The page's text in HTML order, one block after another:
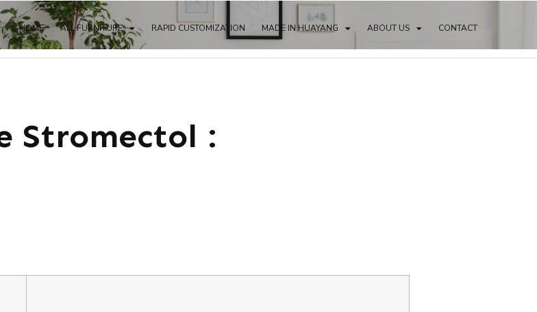
HOME ALL FURNITURE RAPID CUSTOMIZATION MADE IN HUAYANG ABOUT US CONTACT
Stromectol :